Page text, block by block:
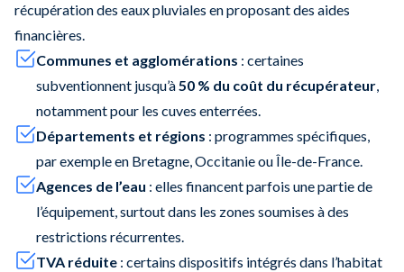
récupération des eaux pluviales en proposant des aides
financières.
Communes et agglomérations : certaines
subventionnent jusqu’à50 % du coût du récupérateur,
notamment pour les cuves enterrées.
Départements et régions : programmes spécifiques,
par exemple en Bretagne, Occitanie ou Île-de-France.
Agences de l’eau : elles financent parfois une partie de
l’équipement, surtout dans les zones soumises à des
restrictions récurrentes.
TVA réduite : certains dispositifs intégrés dans l’habitat